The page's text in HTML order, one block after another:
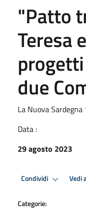
"Patto
Teresa
due
La Nuova
Data :
29 agosto 2023
Condividi Vedi
Categorie: